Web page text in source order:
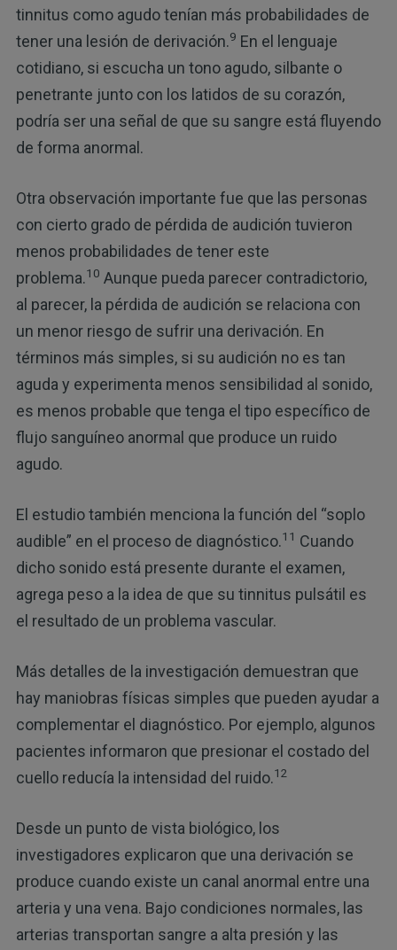
tinnitus como agudo tenían más probabilidades de
tener una lesión de derivación.9 En el lenguaje
cotidiano, si escucha un tono agudo, silbante o
penetrante junto con los latidos de su corazón,
podría ser una señal de que su sangre está fluyendo
de forma anormal.
Otra observación importante fue que las personas
con cierto grado de pérdida de audición tuvieron
menos probabilidades de tener este
problema.10 Aunque pueda parecer contradictorio,
al parecer, la pérdida de audición se relaciona con
un menor riesgo de sufrir una derivación. En
términos más simples, si su audición no es tan
aguda y experimenta menos sensibilidad al sonido,
es menos probable que tenga el tipo específico de
flujo sanguíneo anormal que produce un ruido
agudo.
El estudio también menciona la función del “soplo
audible” en el proceso de diagnóstico.11 Cuando
dicho sonido está presente durante el examen,
agrega peso a la idea de que su tinnitus pulsátil es
el resultado de un problema vascular.
Más detalles de la investigación demuestran que
hay maniobras físicas simples que pueden ayudar a
complementar el diagnóstico. Por ejemplo, algunos
pacientes informaron que presionar el costado del
cuello reducía la intensidad del ruido.12
Desde un punto de vista biológico, los
investigadores explicaron que una derivación se
produce cuando existe un canal anormal entre una
arteria y una vena. Bajo condiciones normales, las
arterias transportan sangre a alta presión y las